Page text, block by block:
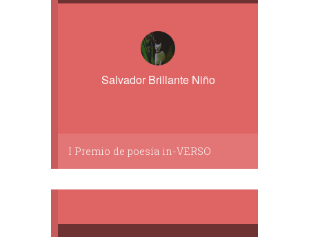
Salvador Brillante Niño
I Premio de poesía in-VERSO